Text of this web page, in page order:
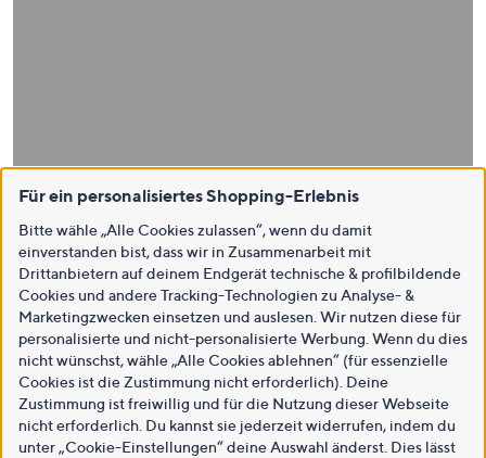
Für ein personalisiertes Shopping-Erlebnis
Bitte wähle „Alle Cookies zulassen“, wenn du damit
einverstanden bist, dass wir in Zusammenarbeit mit
Drittanbietern auf deinem Endgerät technische & profilbildende
Cookies und andere Tracking-Technologien zu Analyse- &
Marketingzwecken einsetzen und auslesen. Wir nutzen diese für
personalisierte und nicht-personalisierte Werbung. Wenn du dies
nicht wünschst, wähle „Alle Cookies ablehnen“ (für essenzielle
Cookies ist die Zustimmung nicht erforderlich). Deine
Zustimmung ist freiwillig und für die Nutzung dieser Webseite
nicht erforderlich. Du kannst sie jederzeit widerrufen, indem du
unter „Cookie-Einstellungen“ deine Auswahl änderst. Dies lässt